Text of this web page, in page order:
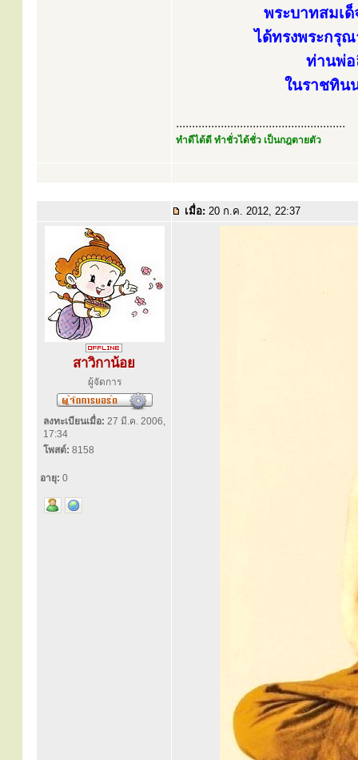
พระบาทสมเ
ได้ทรงพระกรุ
ท่านพ่อ
ในราชทิน
.....................................................
ทำดีได้ดี ทำชั่วได้ชั่ว เป็นกฎตายตัว
เมื่อ: 20 ก.ค. 2012, 22:37
สาวิกาน้อย
ผู้จัดการ
ลงทะเบียนเมื่อ: 27 มี.ค. 2006,
17:34
โพสต์: 8158
อายุ: 0